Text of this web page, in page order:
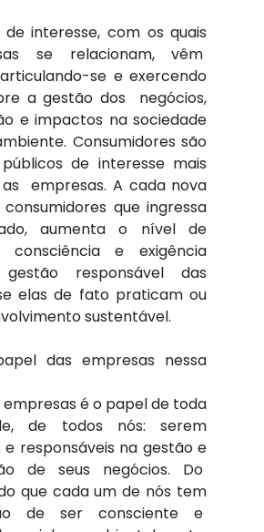
de interesse, com os quais
se relacionam, vêm
se e exercendo
a gestão dos  negócios,
e impactos na sociedade
Consumidores são
de interesse mais
empresas. A cada nova
que ingressa
aumenta o nível de
consciência e exigência
responsável das
elas de fato praticam ou
sustentável.
das empresas nessa
é o papel de toda
de todos nós: serem
responsáveis na gestão e
de seus negócios. Do
que cada um de nós tem
de ser consciente e